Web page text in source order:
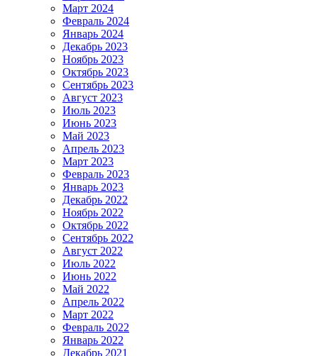
Март 2024
Февраль 2024
Январь 2024
Декабрь 2023
Ноябрь 2023
Октябрь 2023
Сентябрь 2023
Август 2023
Июль 2023
Июнь 2023
Май 2023
Апрель 2023
Март 2023
Февраль 2023
Январь 2023
Декабрь 2022
Ноябрь 2022
Октябрь 2022
Сентябрь 2022
Август 2022
Июль 2022
Июнь 2022
Май 2022
Апрель 2022
Март 2022
Февраль 2022
Январь 2022
Декабрь 2021